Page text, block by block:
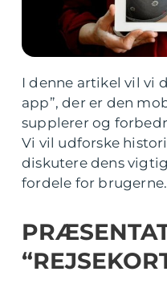
I denne artikel vil vi
app”, der er den
supplerer og
Vi vil udforske
diskutere dens
fordele for brugerne.